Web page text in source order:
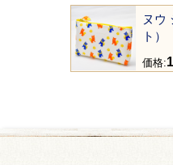
ヌウ
ト）
価格: